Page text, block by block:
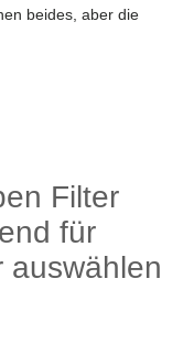
beides, aber die
Filter
für
auswählen